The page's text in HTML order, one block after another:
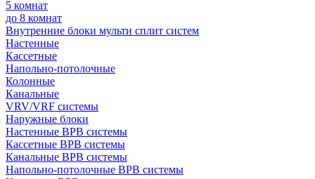
5 комнат
до 8 комнат
Внутренние блоки мульти сплит систем
Настенные
Кассетные
Напольно-потолочные
Колонные
Канальные
VRV/VRF системы
Наружные блоки
Настенные ВРВ системы
Кассетные ВРВ системы
Канальные ВРВ системы
Напольно-потолочные ВРВ системы